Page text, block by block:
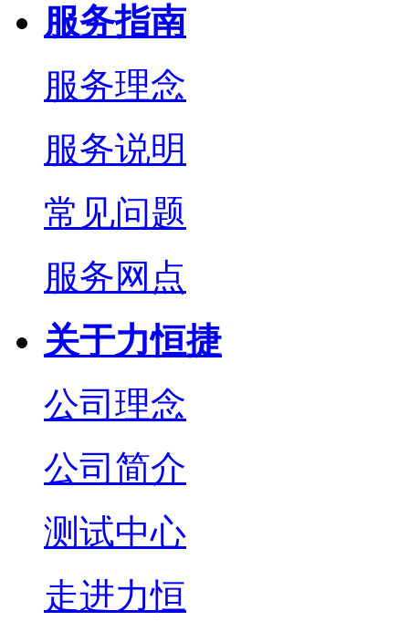
服务指南
服务理念
服务说明
常见问题
服务网点
关于力恒捷
公司理念
公司简介
测试中心
走进力恒